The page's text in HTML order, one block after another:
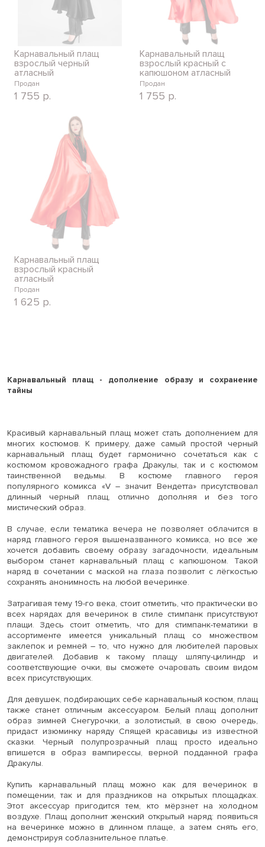
Карнавальный плащ
взрослый черный
атласный
Продан
1 755 р.
Карнавальный плащ
взрослый красный с
капюшоном атласный
Продан
1 755 р.
Карнавальный плащ
взрослый красный
атласный
Продан
1 625 р.
Карнавальный плащ - дополнение образу и сохранение
тайны
Красивый карнавальный плащ может стать дополнением для
многих костюмов. К примеру, даже самый простой черный
карнавальный плащ будет гармонично сочетаться как с
костюмом кровожадного графа Дракулы, так и с костюмом
таинственной ведьмы. В костюме главного героя
популярного комикса «V – значит Вендетта» присутствовал
длинный черный плащ, отлично дополняя и без того
мистический образ.
В случае, если тематика вечера не позволяет облачится в
наряд главного героя вышеназванного комикса, но все же
хочется добавить своему образу загадочности, идеальным
выбором станет карнавальный плащ с капюшоном. Такой
наряд в сочетании с маской на глаза позволит с лёгкостью
сохранять анонимность на любой вечеринке.
Затрагивая тему 19-го века, стоит отметить, что практически во
всех нарядах для вечеринок в стиле стимпанк присутствуют
плащи. Здесь стоит отметить, что для стимпанк-тематики в
ассортименте имеется уникальный плащ со множеством
заклепок и ремней – то, что нужно для любителей паровых
двигателей. Добавив к такому плащу шляпу-цилиндр и
соответствующие очки, вы сможете очаровать своим видом
всех присутствующих.
Для девушек, подбирающих себе карнавальный костюм, плащ
также станет отличным аксессуаром. Белый плащ дополнит
образ зимней Снегурочки, а золотистый, в свою очередь,
придаст изюминку наряду Спящей красавицы из известной
сказки. Черный полупрозрачный плащ просто идеально
впишется в образ вампирессы, верной подданной графа
Дракулы.
Купить карнавальный плащ можно как для вечеринок в
помещении, так и для праздников на открытых площадках.
Этот аксессуар пригодится тем, кто мёрзнет на холодном
воздухе. Плащ дополнит женский открытый наряд: появиться
на вечеринке можно в длинном плаще, а затем снять его,
демонстрируя соблазнительное платье.